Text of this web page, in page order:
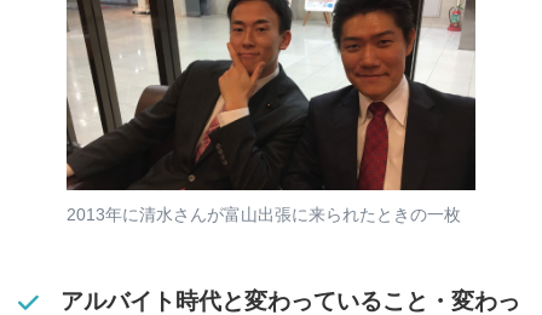
2013年に清水さんが富山出張に来られたときの一枚
アルバイト時代と変わっていること・変わっ